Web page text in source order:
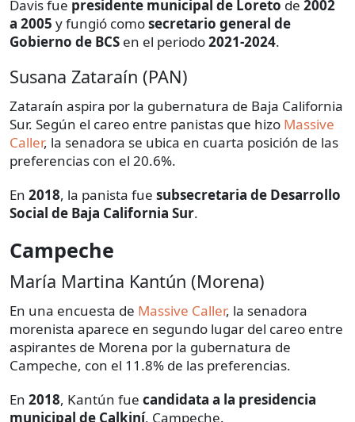
Davis fue presidente municipal de Loreto de 2002
a 2005 y fungió comosecretario general de
Gobierno de BCS en el periodo2021-2024.
Susana Zataraín (PAN)
Zataraín aspira por la gubernatura de Baja California
Sur. Según el careo entre panistas que hizo Massive
Caller, la senadora se ubica en cuarta posición de las
preferencias con el 20.6%.
En 2018, la panista fue subsecretaria de Desarrollo
Social de Baja California Sur.
Campeche
María Martina Kantún (Morena)
En una encuesta de Massive Caller, la senadora
morenista aparece en segundo lugar del careo entre
aspirantes de Morena por la gubernatura de
Campeche, con el 11.8% de las preferencias.
En 2018, Kantún fue candidata a la presidencia
municipal de Calkiní, Campeche.